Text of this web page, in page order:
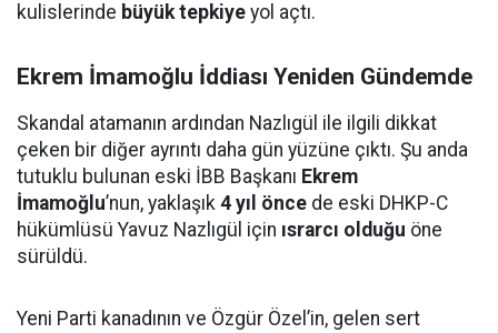
kulislerinde büyük tepkiye yol açtı.
Ekrem İmamoğlu İddiası Yeniden Gündemde
Skandal atamanın ardından Nazlıgül ile ilgili dikkat
çeken bir diğer ayrıntı daha gün yüzüne çıktı. Şu anda
tutuklu bulunan eski İBB Başkanı Ekrem
İmamoğlu’nun, yaklaşık 4 yıl önce de eski DHKP-C
hükümlüsü Yavuz Nazlıgül için ısrarcı olduğu öne
sürüldü.
Yeni Parti kanadının ve Özgür Özel’in, gelen sert